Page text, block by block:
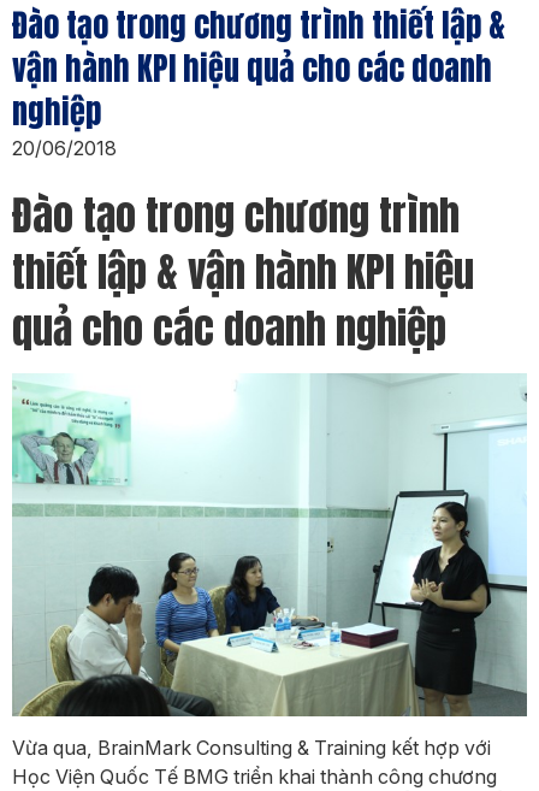
Đào tạo trong chương trình thiết lập &
vận hành KPI hiệu quả cho các doanh
nghiệp
20/06/2018
Đào tạo trong chương trình
thiết lập & vận hành KPI hiệu
quả cho các doanh nghiệp
Vừa qua, BrainMark Consulting & Training kết hợp với
Học Viện Quốc Tế BMG triển khai thành công chương